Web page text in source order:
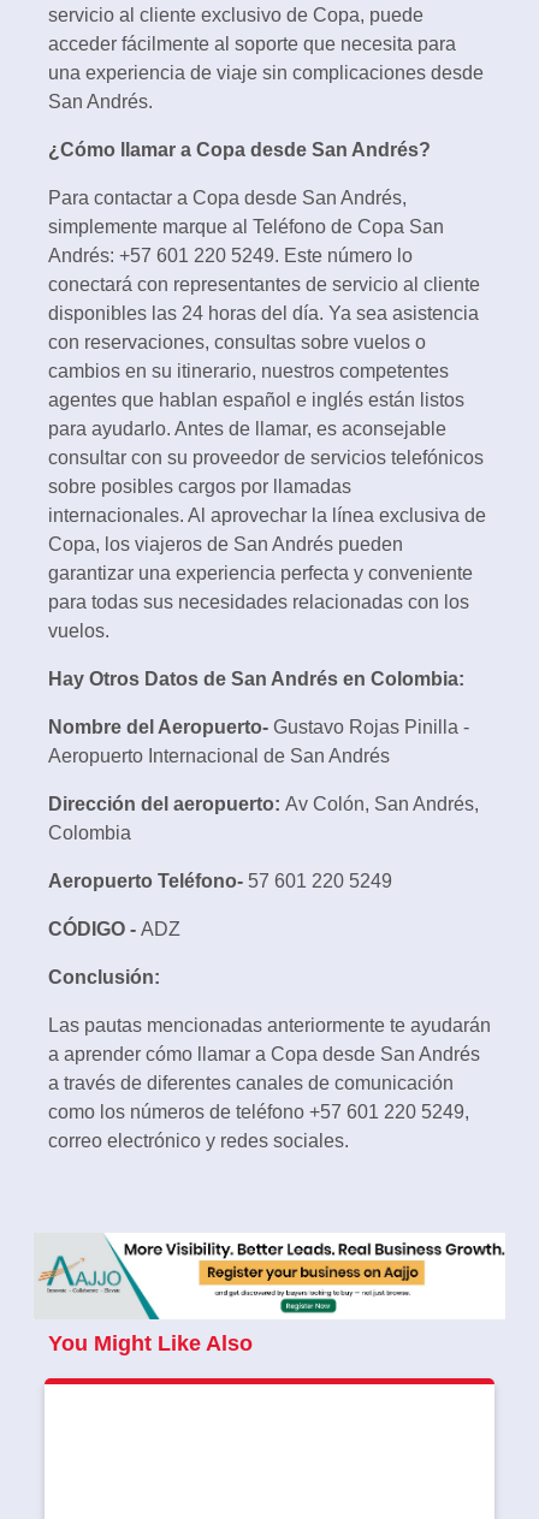
servicio al cliente exclusivo de Copa, puede
acceder fácilmente al soporte que necesita para
una experiencia de viaje sin complicaciones desde
San Andrés.
¿Cómo llamar a Copa desde San Andrés?
Para contactar a Copa desde San Andrés,
simplemente marque al Teléfono de Copa San
Andrés: +57 601 220 5249. Este número lo
conectará con representantes de servicio al cliente
disponibles las 24 horas del día. Ya sea asistencia
con reservaciones, consultas sobre vuelos o
cambios en su itinerario, nuestros competentes
agentes que hablan español e inglés están listos
para ayudarlo. Antes de llamar, es aconsejable
consultar con su proveedor de servicios telefónicos
sobre posibles cargos por llamadas
internacionales. Al aprovechar la línea exclusiva de
Copa, los viajeros de San Andrés pueden
garantizar una experiencia perfecta y conveniente
para todas sus necesidades relacionadas con los
vuelos.
Hay Otros Datos de San Andrés en Colombia:
Nombre del Aeropuerto- Gustavo Rojas Pinilla -
Aeropuerto Internacional de San Andrés
Dirección del aeropuerto: Av Colón, San Andrés,
Colombia
Aeropuerto Teléfono- 57 601 220 5249
CÓDIGO - ADZ
Conclusión:
Las pautas mencionadas anteriormente te ayudarán
a aprender cómo llamar a Copa desde San Andrés
a través de diferentes canales de comunicación
como los números de teléfono +57 601 220 5249,
correo electrónico y redes sociales.
You Might Like Also